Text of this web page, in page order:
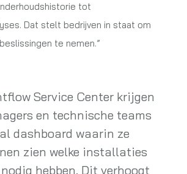
tot
Dat stelt bedrijven in staat om
te nemen.”
Service Center krijgen
en technische teams
dashboard waarin ze
zien welke installaties
hebben. Dit verhoogt